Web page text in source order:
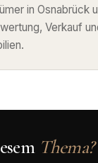
in Osnabrück
Verkauf
Thema?